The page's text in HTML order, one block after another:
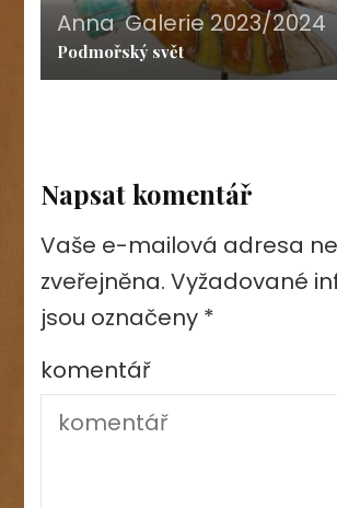
Anna,Galerie 2023/2024
Podmořský svět
Napsat komentář
Vaše e-mailová adresa
zveřejněna. Vyžadované
jsou označeny *
komentář